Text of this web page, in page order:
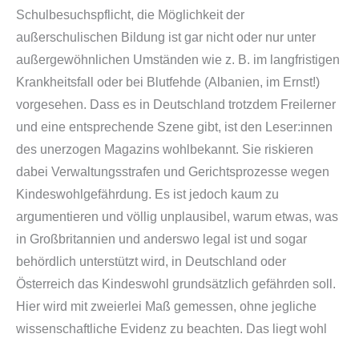
Schulbesuchspflicht, die Möglichkeit der
außerschulischen Bildung ist gar nicht oder nur unter
außergewöhnlichen Umständen wie z. B. im langfristigen
Krankheitsfall oder bei Blutfehde (Albanien, im Ernst!)
vorgesehen. Dass es in Deutschland trotzdem Freilerner
und eine entsprechende Szene gibt, ist den Leser:innen
des unerzogen Magazins wohlbekannt. Sie riskieren
dabei Verwaltungsstrafen und Gerichtsprozesse wegen
Kindeswohlgefährdung. Es ist jedoch kaum zu
argumentieren und völlig unplausibel, warum etwas, was
in Großbritannien und anderswo legal ist und sogar
behördlich unterstützt wird, in Deutschland oder
Österreich das Kindeswohl grundsätzlich gefährden soll.
Hier wird mit zweierlei Maß gemessen, ohne jegliche
wissenschaftliche Evidenz zu beachten. Das liegt wohl